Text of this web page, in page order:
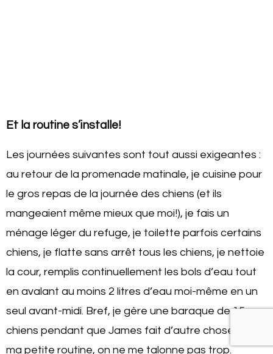
Et la routine s’installe!
Les journées suivantes sont tout aussi exigeantes :
au retour de la promenade matinale, je cuisine pour
le gros repas de la journée des chiens (et ils
mangeaient même mieux que moi!), je fais un
ménage léger du refuge, je toilette parfois certains
chiens, je flatte sans arrêt tous les chiens, je nettoie
la cour, remplis continuellement les bols d’eau tout
en avalant au moins 2 litres d’eau moi-même en un
seul avant-midi. Bref, je gère une baraque de 15
chiens pendant que James fait d’autre chose. J’ai
ma petite routine, on ne me talonne pas trop.